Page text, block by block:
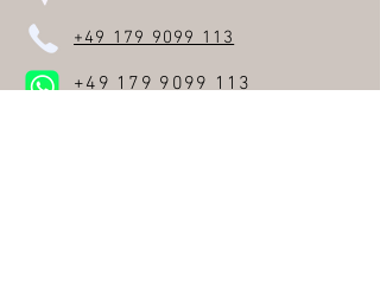
+49 179 9099 113
+49 179 9099 113